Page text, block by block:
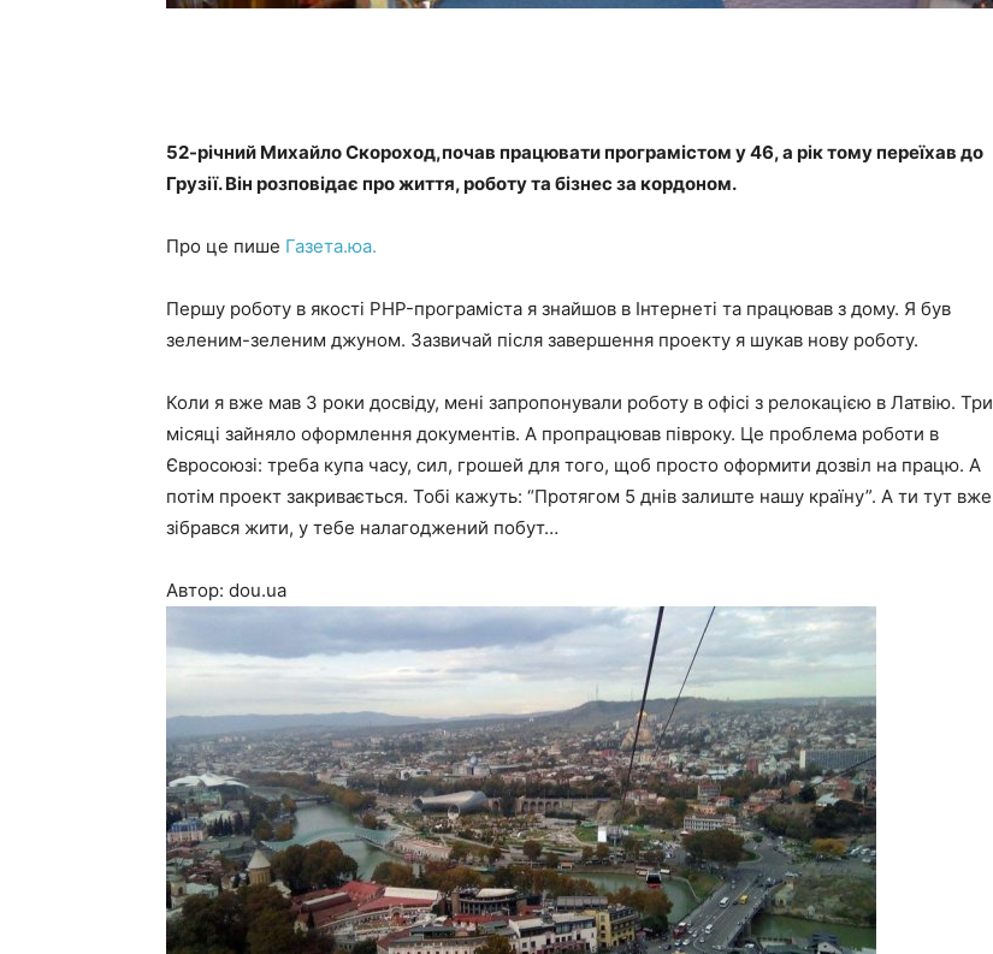
52-річний Михайло Скороход,почав працювати програмістом у 46, а рік тому переїхав до
Грузії. Він розповідає про життя, роботу та бізнес за кордоном.
Про це пише Газета.юа.
Першу роботу в якості PHP-програміста я знайшов в Інтернеті та працював з дому. Я був
зеленим-зеленим джуном. Зазвичай після завершення проекту я шукав нову роботу.
Коли я вже мав 3 роки досвіду, мені запропонували роботу в офісі з релокацією в Латвію. Три
місяці зайняло оформлення документів. А пропрацював півроку. Це проблема роботи в
Євросоюзі: треба купа часу, сил, грошей для того, щоб просто оформити дозвіл на працю. А
потім проект закривається. Тобі кажуть: “Протягом 5 днів залиште нашу країну”. А ти тут вже
зібрався жити, у тебе налагоджений побут…
Автор: dou.ua